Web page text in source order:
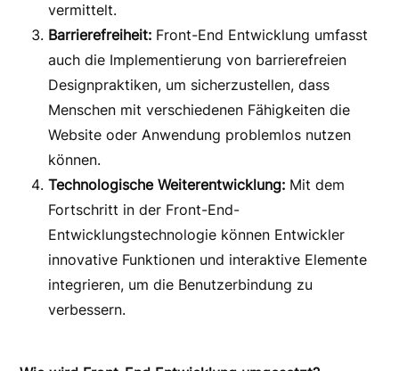
vermittelt.
Barrierefreiheit: Front-End Entwicklung umfasst
auch die Implementierung von barrierefreien
Designpraktiken, um sicherzustellen, dass
Menschen mit verschiedenen Fähigkeiten die
Website oder Anwendung problemlos nutzen
können.
Technologische Weiterentwicklung: Mit dem
Fortschritt in der Front-End-
Entwicklungstechnologie können Entwickler
innovative Funktionen und interaktive Elemente
integrieren, um die Benutzerbindung zu
verbessern.